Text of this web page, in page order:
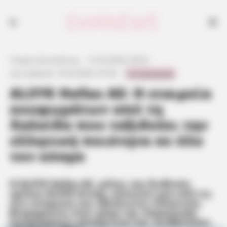
ALSYK Hellas AE: Η εταιρεία
κουφωμάτων από τη
Χαλκίδα που ταξιδεύει την
ελληνική ποιότητα σε όλο
τον κόσμο
ΗALSYK Hellas AE, μέλος του διεθνούς
ομίλου ALSYK Group, αποτελεί μία από τις
κουφωμάτων αλουμινίου και συνθετικών